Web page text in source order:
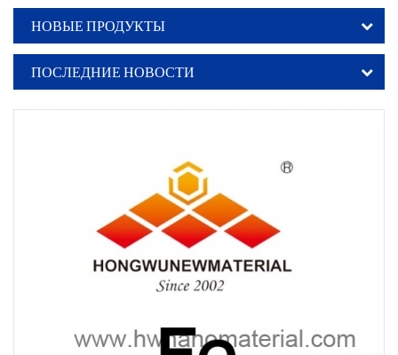
НОВЫЕ ПРОДУКТЫ
ПОСЛЕДНИЕ НОВОСТИ